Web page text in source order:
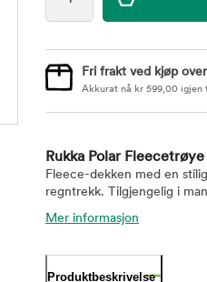
Fri frakt ved kjøp
Akkurat nå kr 599,00 igjen
Rukka Polar
Fleece-dekken med en
regntrekk. Tilgjengelig i
Mer informasjon
Produktbeskrivelse